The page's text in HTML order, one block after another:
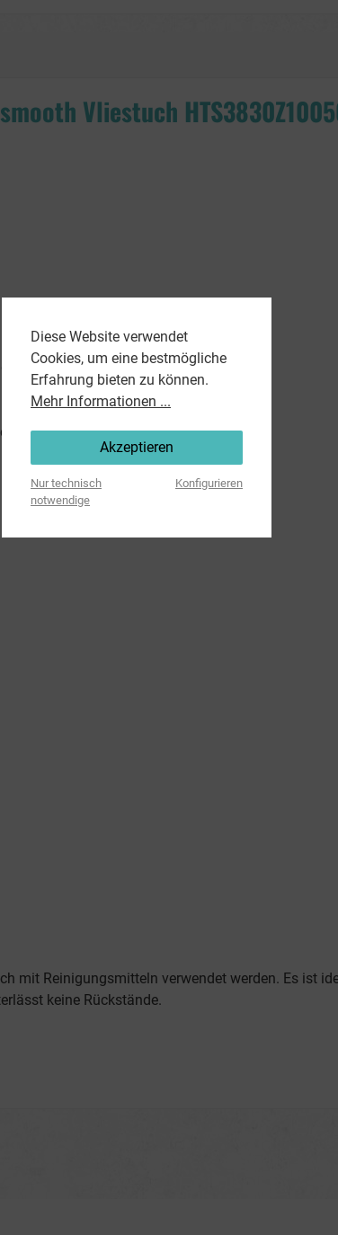
Vliestuch
Oberflächen
Reinigungsmitteln geeignet
mit Reinigungsmitteln verwendet werden. Es ist
keine Rückstände.
Diese Website verwendet
Cookies, um eine bestmögliche
Erfahrung bieten zu können.
Mehr Informationen ...
Akzeptieren
Nur technisch
notwendige
Konfigurieren